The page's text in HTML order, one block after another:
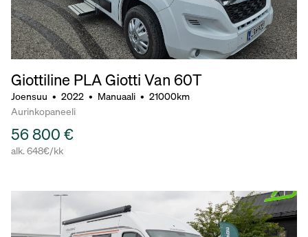
Giottiline PLA Giotti Van 60T
Joensuu • 2022 • Manuaali • 21000km
Aurinkopaneeli
56 800 €
alk. 648€/kk